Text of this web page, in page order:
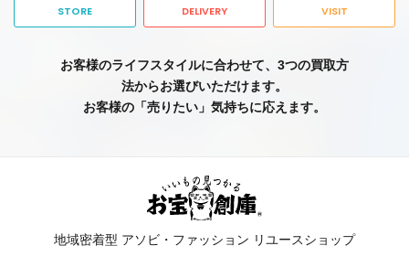
STORE DELIVERY VISIT
お客様のライフスタイルに合わせて、3つの買取方
法からお選びいただけます。
お客様の「売りたい」気持ちに応えます。
地域密着型 アソビ・ファッション リユースショップ